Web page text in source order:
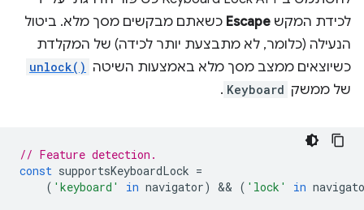
לכידת המקש Escape כשאתם מבקשים מסך מלא. ביטול
הנעילה (כלומר, לא מתבצעת יותר לכידה) של המקלדת
כשיוצאים ממצב מסך מלא באמצעות השיטה unlock()
של ממשק Keyboard
.
// Feature detection.
const supportsKeyboardLock =
( 'keyboard' in navigator) && ( 'lock' in